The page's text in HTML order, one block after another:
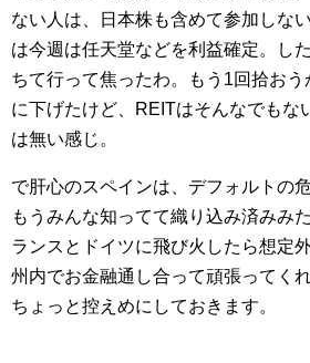
ない人は、日本株も含めて参加しな
は今週は任天堂などを利益確定。し
ちて行って焦ったわ。もう1回拾おう
に下げたけど、REITはそんなでもな
は無い感じ。
で肝心のスペインは、デフォルトの
もうみんな知ってて織り込み済みみ
ランスとドイツに飛び火したら想定
州内でお金融通し合って頑張ってくれ
ちょっと控えめにしておきます。